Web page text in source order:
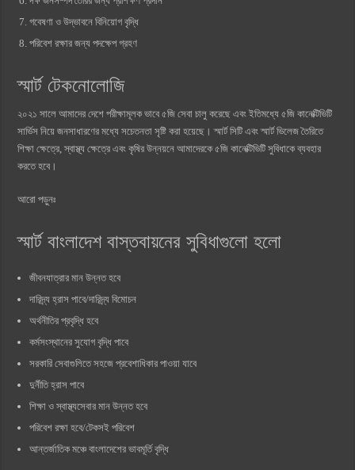
গবেষণা ও উদ্ভাবনে বিনিয়োগ বৃদ্ধি
পরিবেশ রক্ষার জন্য পদক্ষেপ গ্রহণ
স্মার্ট টেকনোলোজি
২০২১ সালে আমাদের দেশে পরীক্ষামূলক ভাবে ৫জি সেবা চালু করেছে এবং ইতিমধ্যে ৫জি কানেক্টিভিটি
সার্ভিস নিয়ে জনসাধারণের মধ্যে সচেতনতা সৃষ্টি করা হয়েছে। স্মার্ট সিটি এবং স্মার্ট ভিলেজ তৈরিতে
শিক্ষা ক্ষেত্রে, স্বাস্থ্য ক্ষেত্রে এবং কৃষির উন্নয়নে আমাদেরকে ৫জি কানেক্টিভিটি সুবিধাকে ব্যবহার
করতে হবে।
আরো পড়ুনঃ
স্মার্ট বাংলাদেশ বাস্তবায়নের সুবিধাগুলো হলো
জীবনযাত্রার মান উন্নত হবে
দারিদ্র্য হ্রাস পাবে/দারিদ্র্য বিমোচন
অর্থনীতির প্রবৃদ্ধি হবে
কর্মসংস্থানের সুযোগ বৃদ্ধি পাবে
সরকারি সেবাগুলিতে সহজে প্রবেশাধিকার পাওয়া যাবে
দুর্নীতি হ্রাস পাবে
শিক্ষা ও স্বাস্থ্যসেবার মান উন্নত হবে
পরিবেশ রক্ষা হবে/টেকসই পরিবেশ
আন্তর্জাতিক মঞ্চে বাংলাদেশের ভাবমূর্তি বৃদ্ধি